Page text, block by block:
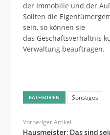
der Immobilie und der
Sollten die
sein, so können sie
das Geschäftsverhältnis
Verwaltung beauftragen.
KATEGORIEN Sonstiges
Vorheriger Artikel
Hausmeister: Das sind